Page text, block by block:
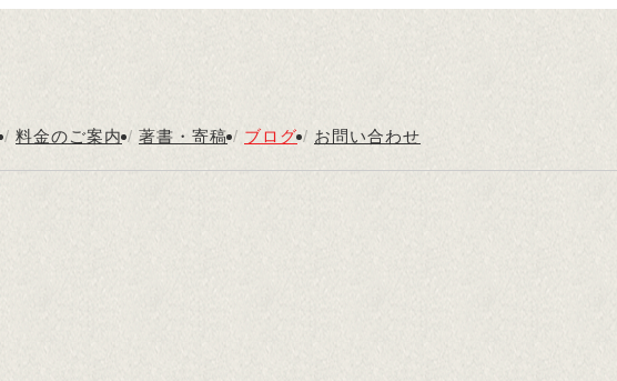
/ 料金のご案内 / 著書・寄稿 / ブログ / お問い合わせ